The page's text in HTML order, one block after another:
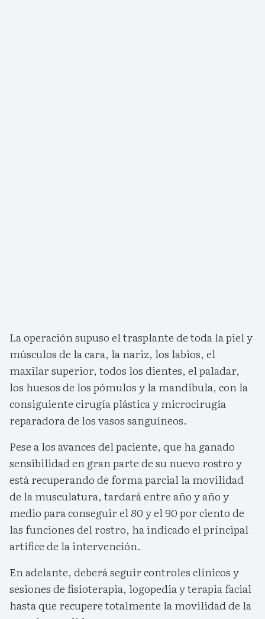
La operación supuso el trasplante de toda la piel y
músculos de la cara, la nariz, los labios, el
maxilar superior, todos los dientes, el paladar,
los huesos de los pómulos y la mandíbula, con la
consiguiente cirugía plástica y microcirugía
reparadora de los vasos sanguíneos.
Pese a los avances del paciente, que ha ganado
sensibilidad en gran parte de su nuevo rostro y
está recuperando de forma parcial la movilidad
de la musculatura, tardará entre año y año y
medio para conseguir el 80 y el 90 por ciento de
las funciones del rostro, ha indicado el principal
artífice de la intervención.
En adelante, deberá seguir controles clínicos y
sesiones de fisioterapia, logopedia y terapia facial
hasta que recupere totalmente la movilidad de la